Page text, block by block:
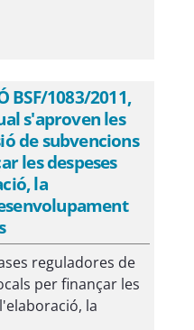
BSF/1083/2011,
s'aproven les
de subvencions
les despeses
la
reguladores de
per finançar les
la